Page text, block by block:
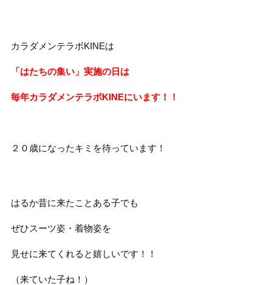
カラダメンテラボKINEは
「はたちの集い」実施の日は
毎年カラダメンテラボKINEにいます！！
２０歳になったキミを待っています！
はるか昔に来たことある子でも
ぜひスーツ姿・着物姿を
見せに来てくれると嬉しいです！！
（来ていた子ね！）